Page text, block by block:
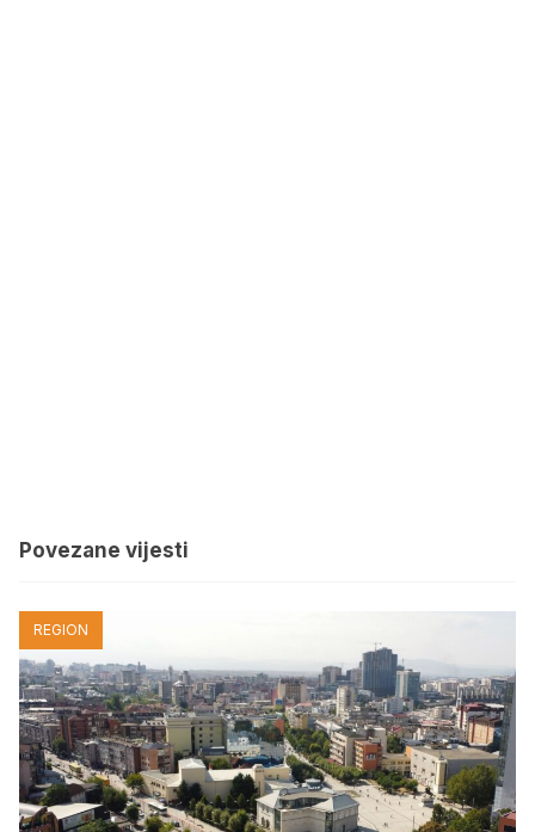
Povezane vijesti
REGION